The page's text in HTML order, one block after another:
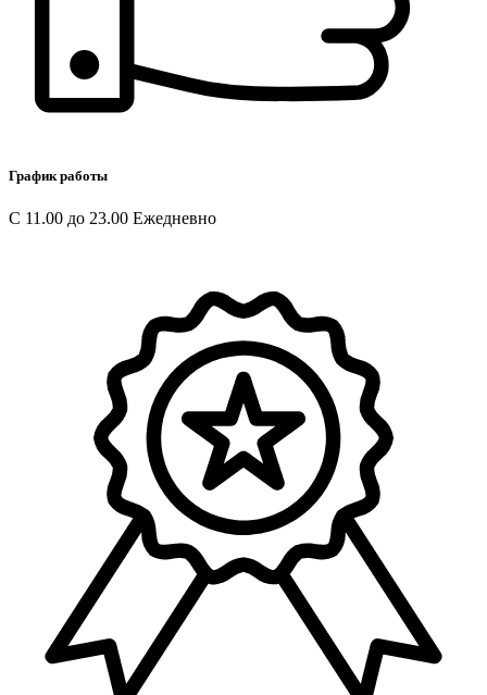
График работы
С 11.00 до 23.00 Ежедневно